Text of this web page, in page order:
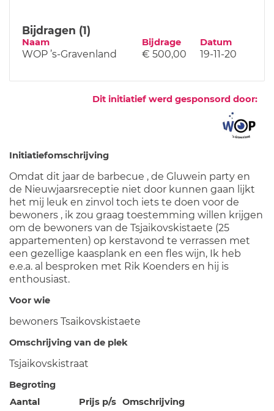
Bijdragen (1)
Naam Bijdrage Datum
WOP ’s-Gravenland € 500,00 19-11-20
Dit initiatief werd gesponsord door:
Initiatiefomschrijving
Omdat dit jaar de barbecue , de Gluwein party en
de Nieuwjaarsreceptie niet door kunnen gaan lijkt
het mij leuk en zinvol toch iets te doen voor de
bewoners , ik zou graag toestemming willen krijgen
om de bewoners van de Tsjaikovskistaete (25
appartementen) op kerstavond te verrassen met
een gezellige kaasplank en een fles wijn, Ik heb
e.e.a. al besproken met Rik Koenders en hij is
enthousiast.
Voor wie
bewoners Tsaikovskistaete
Omschrijving van de plek
Tsjaikovskistraat
Begroting
Aantal
Prijs p/s Omschrijving